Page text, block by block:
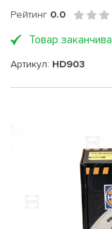
Рейтинг 0.0
Товар
Артикул: HD903